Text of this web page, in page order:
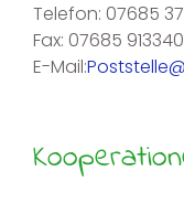
Telefon: 07685
Fax: 07685 913340
E-Mail: